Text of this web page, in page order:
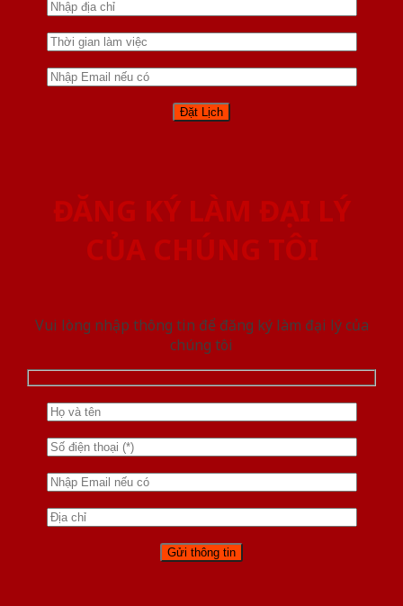
ĐĂNG KÝ LÀM ĐẠI LÝ
CỦA CHÚNG TÔI
Vui lòng nhập thông tin để đăng ký làm đại lý của
chúng tôi